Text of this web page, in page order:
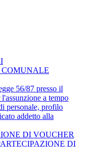
56/87 presso il
a tempo
personale, profilo
addetto alla
DI VOUCHER
DI